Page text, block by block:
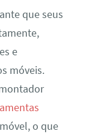
que seus
e
móveis.
o que